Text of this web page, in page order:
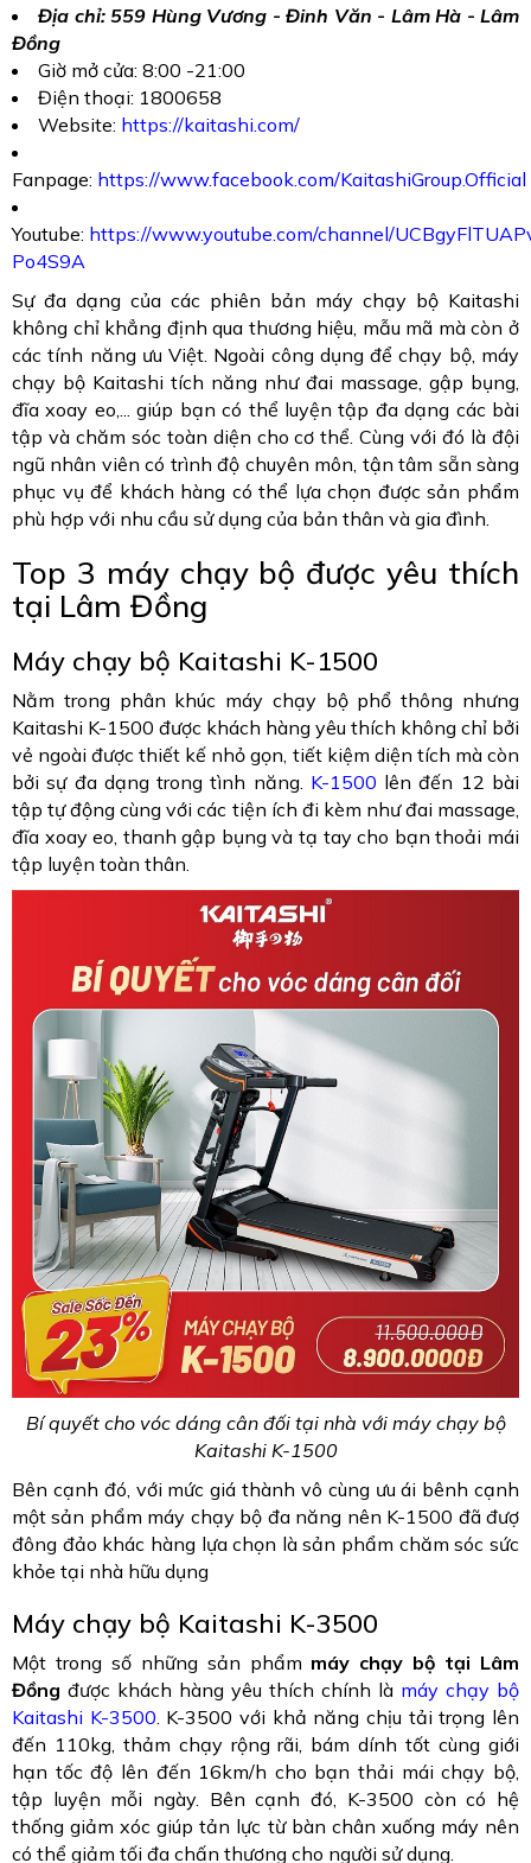
Địa chỉ: 559 Hùng Vương - Đinh Văn - Lâm Hà - Lâm
Đồng
Giờ mở cửa: 8:00 -21:00
Điện thoại: 1800658
Website: https://kaitashi.com/
Fanpage: https://www.facebook.com/KaitashiGroup.Official
Youtube: https://www.youtube.com/channel/
Po4S9A
Sự đa dạng của các phiên bản máy chạy bộ Kaitashi
không chỉ khẳng định qua thương hiệu, mẫu mã mà còn ở
các tính năng ưu Việt. Ngoài công dụng để chạy bộ, máy
chạy bộ Kaitashi tích năng như đai massage, gập bụng,
đĩa xoay eo,... giúp bạn có thể luyện tập đa dạng các bài
tập và chăm sóc toàn diện cho cơ thể. Cùng với đó là đội
ngũ nhân viên có trình độ chuyên môn, tận tâm sẵn sàng
phục vụ để khách hàng có thể lựa chọn được sản phẩm
phù hợp với nhu cầu sử dụng của bản thân và gia đình.
Top 3 máy chạy bộ được yêu thích
tại Lâm Đồng
Máy chạy bộ Kaitashi K-1500
Nằm trong phân khúc máy chạy bộ phổ thông nhưng
Kaitashi K-1500 được khách hàng yêu thích không chỉ bởi
vẻ ngoài được thiết kế nhỏ gọn, tiết kiệm diện tích mà còn
bởi sự đa dạng trong tình năng. K-1500 lên đến 12 bài
tập tự động cùng với các tiện ích đi kèm như đai massage,
đĩa xoay eo, thanh gập bụng và tạ tay cho bạn thoải mái
tập luyện toàn thân.
Bí quyết cho vóc dáng cân đối tại nhà với máy chạy bộ
Kaitashi K-1500
Bên cạnh đó, với mức giá thành vô cùng ưu ái bênh cạnh
một sản phẩm máy chạy bộ đa năng nên K-1500 đã đượ
đông đảo khác hàng lựa chọn là sản phẩm chăm sóc sức
khỏe tại nhà hữu dụng
Máy chạy bộ Kaitashi K-3500
Một trong số những sản phẩm máy chạy bộ tại Lâm
Đồng được khách hàng yêu thích chính là máy chạy bộ
Kaitashi K-3500. K-3500 với khả năng chịu tải trọng lên
đến 110kg, thảm chạy rộng rãi, bám dính tốt cùng giới
hạn tốc độ lên đến 16km/h cho bạn thải mái chạy bộ,
tập luyện mỗi ngày. Bên cạnh đó, K-3500 còn có hệ
thống giảm xóc giúp tản lực từ bàn chân xuống máy nên
có thể giảm tối đa chấn thương cho người sử dụng.